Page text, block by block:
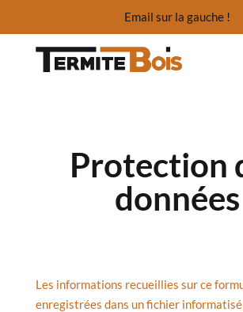
Email sur la gauche !
Protection
données
Les informations recueillies sur ce
enregistrées dans un fichier informatisé